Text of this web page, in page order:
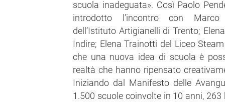
scuola inadeguata». Così Paolo
introdotto l’incontro con Marco
dell’Istituto Artigianelli di Trento;
Indire; Elena Trainotti del Liceo
che una nuova idea di scuola è
realtà che hanno ripensato
Iniziando dal Manifesto delle
1.500 scuole coinvolte in 10 anni, 263